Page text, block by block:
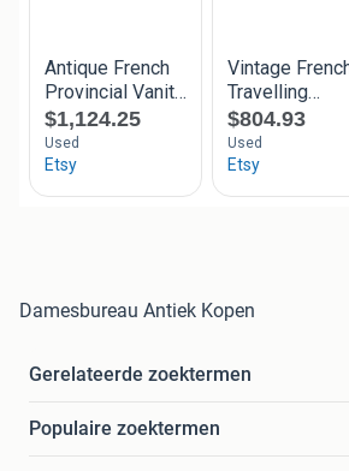
Damesbureau Antiek Kopen
Gerelateerde zoektermen
Populaire zoektermen